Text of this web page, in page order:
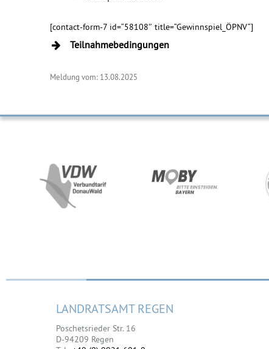
[contact-form-7 id=“58108″ title=“Gewinnspiel_ÖPNV“]
Teilnahmebedingungen
Meldung vom: 13.08.2025
LANDRATSAMT REGEN
Poschetsrieder Str. 16
D-94209 Regen